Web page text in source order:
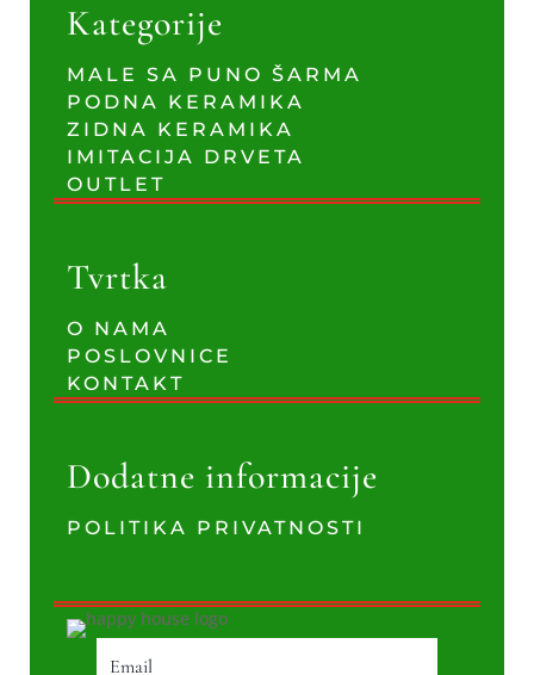
Kategorije
MALE SA PUNO ŠARMA
PODNA KERAMIKA
ZIDNA KERAMIKA
IMITACIJA DRVETA
OUTLET
Tvrtka
O NAMA
POSLOVNICE
KONTAKT
Dodatne informacije
POLITIKA PRIVATNOSTI